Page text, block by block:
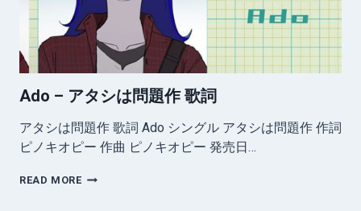
Ado – アタシは問題作 歌詞
アタシは問題作 歌詞 Ado シングル アタシは問題作 作詞
ピノキオピー 作曲 ピノキオピー 発売日…
READ MOREADO